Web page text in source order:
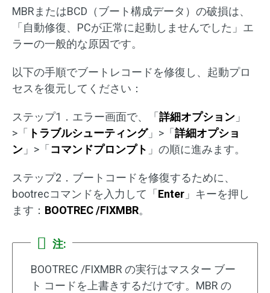
MBRまたはBCD（ブート構成データ）の破損は、
「自動修復、PCが正常に起動しませんでした」エ
ラーの一般的な原因です。
以下の手順でブートレコードを修復し、起動プロ
セスを復元してください：
ステップ1．エラー画面で、「 詳細オプション 」
>「 トラブルシューティング」>「 詳細オプショ
ン 」>「 コマンドプロンプト 」の順に進みます。
ステップ2．ブートコードを修復するために、
bootrecコマンドを入力して「 Enter 」キーを押し
ます： BOOTREC /FIXMBR。
注:
BOOTREC /FIXMBR の実行はマスター ブー
ト コードを上書きするだけです。MBR の